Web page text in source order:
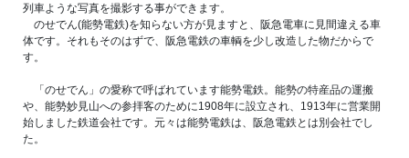
列車ような写真を撮影する事ができます。
のせでん(能勢電鉄)を知らない方が見ますと、阪急電車に見間違える車
体です。それもそのはずで、阪急電鉄の車輌を少し改造した物だからで
す。
「のせでん」の愛称で呼ばれています能勢電鉄。能勢の特産品の運搬
や、能勢妙見山への参拝客のために1908年に設立され、1913年に営業開
始しました鉄道会社です。元々は能勢電鉄は、阪急電鉄とは別会社でし
た。